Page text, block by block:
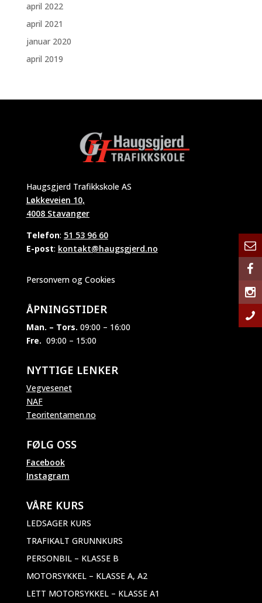
april 2022
april 2021
januar 2020
april 2019
Haugsgjerd Trafikkskole AS
Løkkeveien 10,
4008 Stavanger
Telefon: 51 53 96 60
E-post: kontakt@haugsgjerd.no
Personvern og Cookies
ÅPNINGSTIDER
Man. – Tors. 09:00 – 16:00
Fre. 09:00 – 15:00
NYTTIGE LENKER
Vegvesenet
NAF
Teoritentamen.no
FØLG OSS
Facebook
Instagram
VÅRE KURS
LEDSAGER KURS
TRAFIKALT GRUNNKURS
PERSONBIL – KLASSE B
MOTORSYKKEL – KLASSE A, A2
LETT MOTORSYKKEL – KLASSE A1